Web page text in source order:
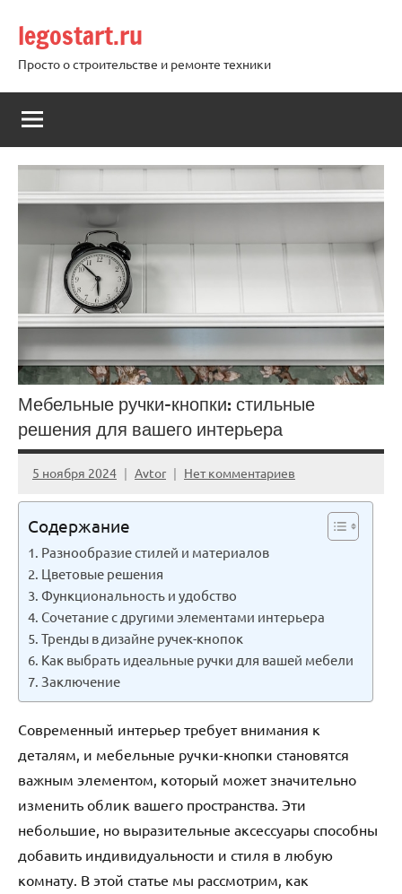
содержимому
legostart.ru
Просто о строительстве и ремонте техники
Мебельные ручки-кнопки: стильные
решения для вашего интерьера
5 ноября 2024 Avtor Нет комментариев
Содержание
Разнообразие стилей и материалов
Цветовые решения
Функциональность и удобство
Сочетание с другими элементами интерьера
Тренды в дизайне ручек-кнопок
Как выбрать идеальные ручки для вашей мебели
Заключение
Современный интерьер требует внимания к
деталям, и мебельные ручки-кнопки становятся
важным элементом, который может значительно
изменить облик вашего пространства. Эти
небольшие, но выразительные аксессуары способны
добавить индивидуальности и стиля в любую
комнату. В этой статье мы рассмотрим, как